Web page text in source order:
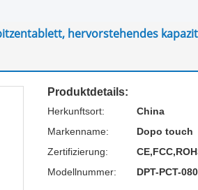
hervorstehendes
Produktdetails:
Herkunftsort:
China
Markenname:
Dopo touch
Zertifizierung:
Modellnummer:
DPT-PCT-